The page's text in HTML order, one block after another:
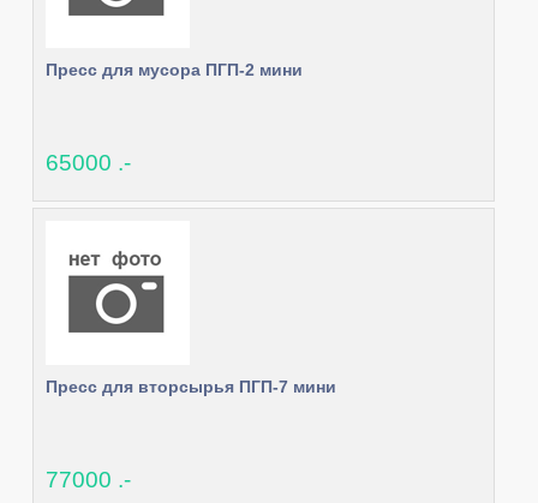
Пресс для мусора ПГП-2 мини
65000 .-
Пресс для вторсырья ПГП-7 мини
77000 .-